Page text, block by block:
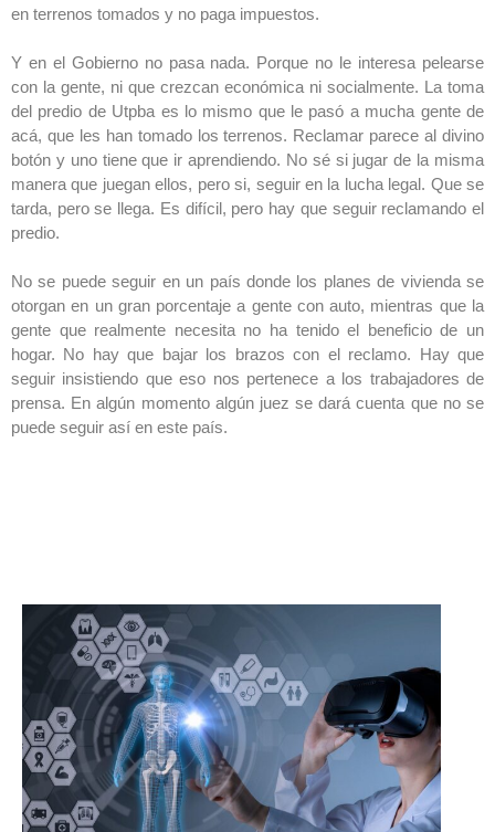
en terrenos tomados y no paga impuestos.
Y en el Gobierno no pasa nada. Porque no le interesa pelearse
con la gente, ni que crezcan económica ni socialmente. La toma
del predio de Utpba es lo mismo que le pasó a mucha gente de
acá, que les han tomado los terrenos. Reclamar parece al divino
botón y uno tiene que ir aprendiendo. No sé si jugar de la misma
manera que juegan ellos, pero si, seguir en la lucha legal. Que se
tarda, pero se llega. Es difícil, pero hay que seguir reclamando el
predio.
No se puede seguir en un país donde los planes de vivienda se
otorgan en un gran porcentaje a gente con auto, mientras que la
gente que realmente necesita no ha tenido el beneficio de un
hogar. No hay que bajar los brazos con el reclamo. Hay que
seguir insistiendo que eso nos pertenece a los trabajadores de
prensa. En algún momento algún juez se dará cuenta que no se
puede seguir así en este país.